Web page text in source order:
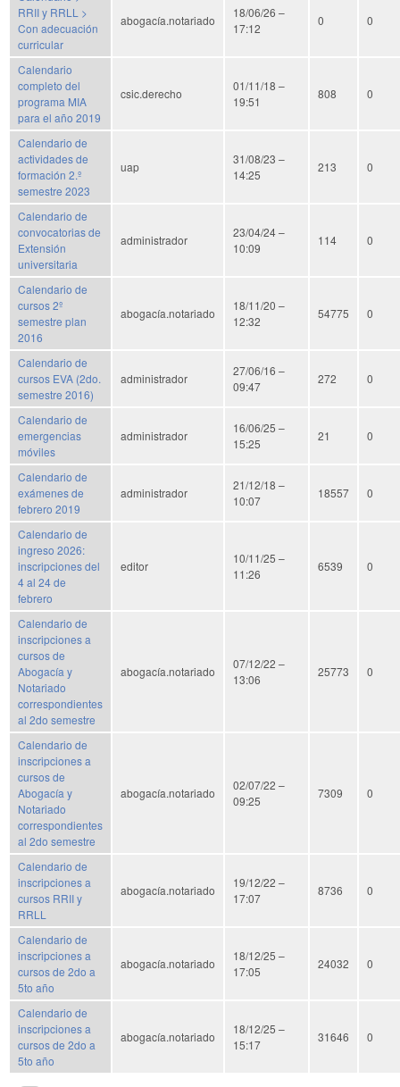
RRII y RRLL >
Con adecuación
curricular
abogacía.notariado
18/06/26 –
17:12
0 0
Calendario
completo del
programa MIA
para el año 2019
csic.derecho
01/11/18 –
19:51
808 0
Calendario de
actividades de
formación 2.º
semestre 2023
uap
31/08/23 –
14:25
213 0
Calendario de
convocatorias de
Extensión
universitaria
administrador
23/04/24 –
10:09
114 0
Calendario de
cursos 2º
semestre plan
2016
abogacía.notariado
18/11/20 –
12:32
54775 0
Calendario de
cursos EVA (2do.
semestre 2016)
administrador
27/06/16 –
09:47
272 0
Calendario de
emergencias
móviles
administrador
16/06/25 –
15:25
21 0
Calendario de
exámenes de
febrero 2019
administrador
21/12/18 –
10:07
18557 0
Calendario de
ingreso 2026:
inscripciones del
4 al 24 de
febrero
editor
10/11/25 –
11:26
6539 0
Calendario de
inscripciones a
cursos de
Abogacía y
Notariado
correspondientes
al 2do semestre
abogacía.notariado
07/12/22 –
13:06
25773 0
Calendario de
inscripciones a
cursos de
Abogacía y
Notariado
correspondientes
al 2do semestre
abogacía.notariado
02/07/22 –
09:25
7309 0
Calendario de
inscripciones a
cursos RRII y
RRLL
abogacía.notariado
19/12/22 –
17:07
8736 0
Calendario de
inscripciones a
cursos de 2do a
5to año
abogacía.notariado
18/12/25 –
17:05
24032 0
Calendario de
inscripciones a
cursos de 2do a
5to año
abogacía.notariado
18/12/25 –
15:17
31646 0